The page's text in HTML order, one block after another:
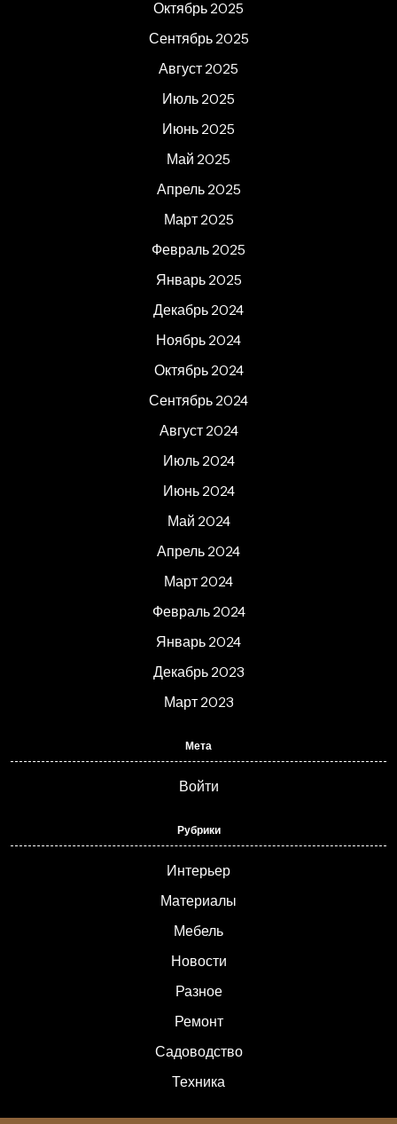
Октябрь 2025
Сентябрь 2025
Август 2025
Июль 2025
Июнь 2025
Май 2025
Апрель 2025
Март 2025
Февраль 2025
Январь 2025
Декабрь 2024
Ноябрь 2024
Октябрь 2024
Сентябрь 2024
Август 2024
Июль 2024
Июнь 2024
Май 2024
Апрель 2024
Март 2024
Февраль 2024
Январь 2024
Декабрь 2023
Март 2023
Мета
Войти
Рубрики
Интерьер
Материалы
Мебель
Новости
Разное
Ремонт
Садоводство
Техника